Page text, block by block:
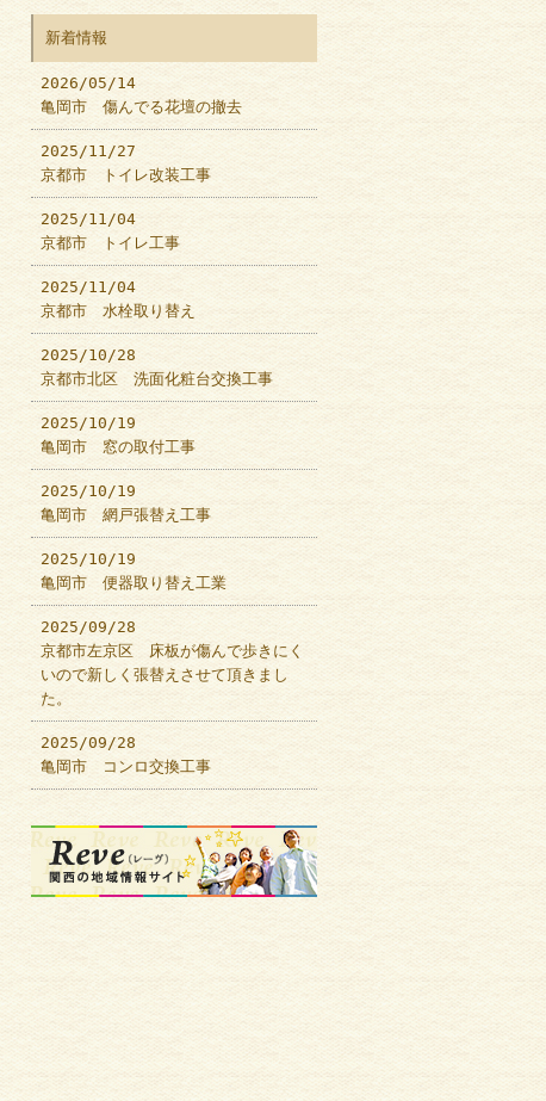
新着情報
2026/05/14
亀岡市 傷んでる花壇の撤去
2025/11/27
京都市 トイレ改装工事
2025/11/04
京都市 トイレ工事
2025/11/04
京都市 水栓取り替え
2025/10/28
京都市北区 洗面化粧台交換工事
2025/10/19
亀岡市 窓の取付工事
2025/10/19
亀岡市 網戸張替え工事
2025/10/19
亀岡市 便器取り替え工業
2025/09/28
京都市左京区 床板が傷んで歩きにく
いので新しく張替えさせて頂きまし
た。
2025/09/28
亀岡市 コンロ交換工事